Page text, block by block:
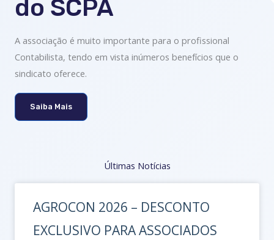
do SCPA
A associação é muito importante para o profissional
Contabilista, tendo em vista inúmeros benefícios que o
sindicato oferece.
Saiba Mais
Últimas Notícias
AGROCON 2026 – DESCONTO
EXCLUSIVO PARA ASSOCIADOS